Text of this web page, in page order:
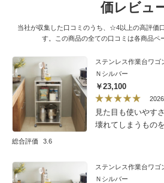
価レビュ
当社が収集した口コミのうち、☆4以上の高評価
す。この商品の全ての口コミは各商品ペ
総合評価 3.6
ステンレス作業台ワゴ
Ｎシルバー
￥23,100
見た目も使いやす
壊れてしまうもの
事に使える、そし
とも本当によかっ
ました。
ステンレス作業台ワゴ
Ｎシルバー